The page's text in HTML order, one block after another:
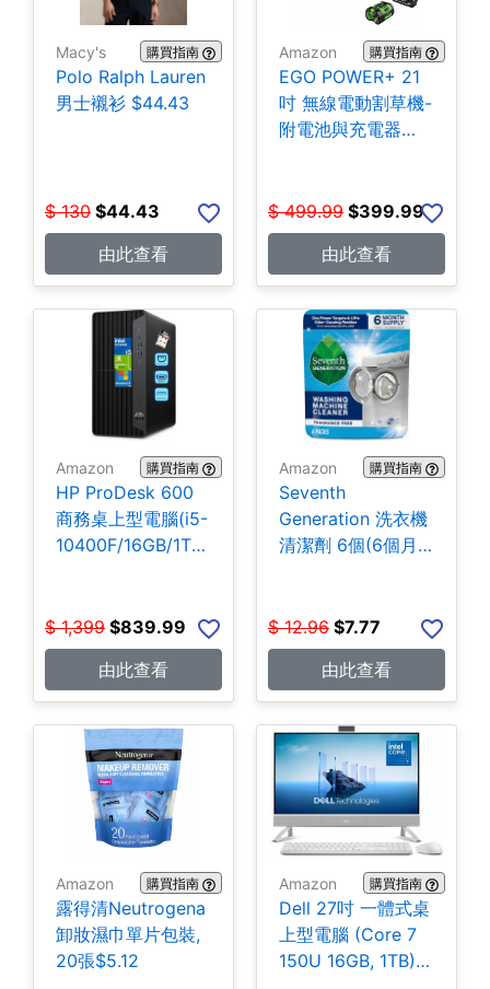
Macy's 購買指南
Polo Ralph Lauren
男士襯衫 $44.43
$ 130 $44.43
由此查看
Amazon 購買指南
EGO POWER+ 21
吋 無線電動割草機-
附電池與充電器
$ 499.99 $399.99
由此查看
Amazon 購買指南
HP ProDesk 600
商務桌上型電腦(i5-
10400F/16GB/1TB
$ 1,399 $839.99
由此查看
Amazon 購買指南
Seventh
Generation 洗衣機
清潔劑 6個(6個月
$ 12.96 $7.77
由此查看
Amazon 購買指南
露得清Neutrogena
卸妝濕巾單片包裝,
20張$5.12
Amazon 購買指南
Dell 27吋 一體式桌
上型電腦 (Core 7
150U 16GB, 1TB)